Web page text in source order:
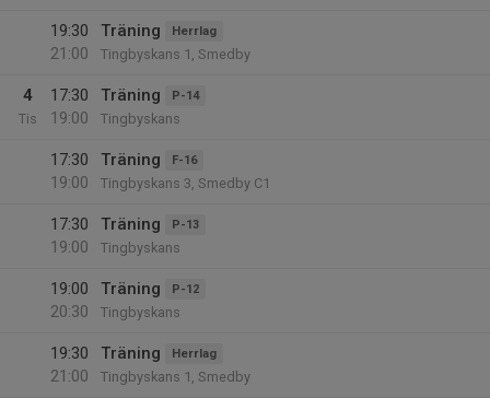
19:30
21:00
Träning Herrlag
Tingbyskans 1, Smedby
4
Tis
17:30
19:00
Träning P-14
Tingbyskans
17:30
19:00
Träning F-16
Tingbyskans 3, Smedby C1
17:30
19:00
Träning P-13
Tingbyskans
19:00
20:30
Träning P-12
Tingbyskans
19:30
21:00
Träning Herrlag
Tingbyskans 1, Smedby